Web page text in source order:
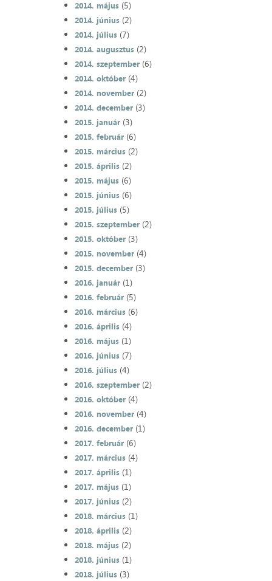
2014. május(5)
2014. június(2)
2014. július(7)
2014. augusztus(2)
2014. szeptember(6)
2014. október(4)
2014. november(2)
2014. december(3)
2015. január(3)
2015. február(6)
2015. március(2)
2015. április(2)
2015. május(6)
2015. június(6)
2015. július(5)
2015. szeptember(2)
2015. október(3)
2015. november(4)
2015. december(3)
2016. január(1)
2016. február(5)
2016. március(6)
2016. április(4)
2016. május(1)
2016. június(7)
2016. július(4)
2016. szeptember(2)
2016. október(4)
2016. november(4)
2016. december(1)
2017. február(6)
2017. március(4)
2017. április(1)
2017. május(1)
2017. június(2)
2018. március(1)
2018. április(2)
2018. május(2)
2018. június(1)
2018. július(3)